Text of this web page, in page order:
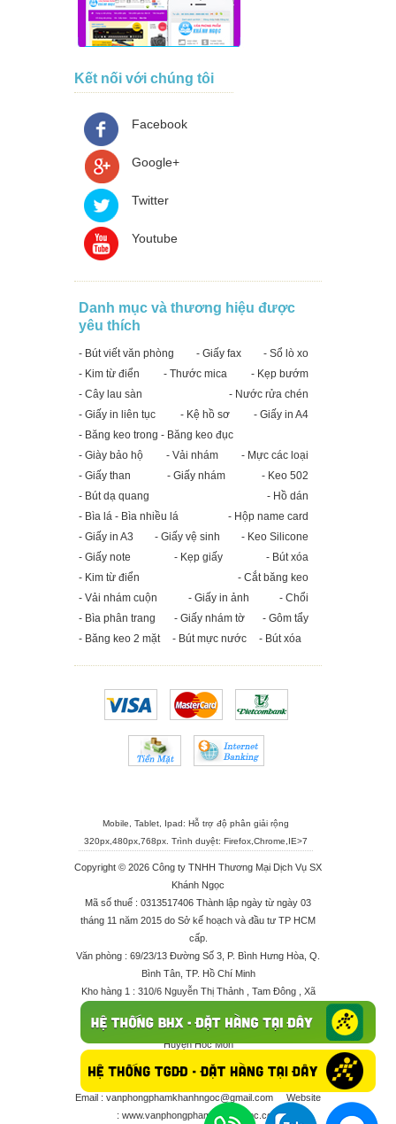
Kết nối với chúng tôi
Facebook
Google+
Twitter
Youtube
Danh mục và thương hiệu được
yêu thích
- Bút viết văn phòng - Giấy fax
- Sổ lò xo
- Kim từ điển
- Thước mica
- Kẹp bướm
- Cây lau sàn
- Nước rửa chén
- Giấy in liên tục
- Kệ hồ sơ
- Giấy in A4
- Băng keo trong - Băng keo đục
- Giày bảo hộ
- Vải nhám
- Mực các loại
- Giấy than
- Giấy nhám
- Keo 502
- Bút dạ quang
- Hồ dán
- Bìa lá - Bìa nhiều lá
- Hộp name card
- Giấy in A3
- Giấy vệ sinh
- Keo Silicone
- Giấy note
- Kẹp giấy
- Bút xóa
- Kim từ điển
- Cắt băng keo
- Vải nhám cuộn
- Giấy in ảnh
- Chổi
- Bìa phân trang
- Giấy nhám tờ
- Gôm tẩy
- Băng keo 2 mặt
- Bút mực nước - Bút xóa
Mobile, Tablet, Ipad: Hỗ trợ độ phân giải rộng
320px,480px,768px. Trình duyệt: Firefox,Chrome,IE>7
Copyright © 2026 Công ty TNHH Thương Mại Dịch Vụ SX
Khánh Ngọc
Mã số thuế : 0313517406 Thành lập ngày từ ngày 03
tháng 11 năm 2015 do Sở kế hoạch và đầu tư TP HCM
cấp.
Văn phòng : 69/23/13 Đường Số 3, P. Bình Hưng Hòa, Q.
Bình Tân, TP. Hồ Chí Minh
Kho hàng 1 : 310/6 Nguyễn Thị Thảnh , Tam Đông , Xã
Kho hàng 2 : 68/2X Ấp Đông 1 , Xã Thới Tam Thôn ,
Huyện Hóc Môn
Điện thoại : 028 625 66506 - 0909 682 189 - 082 7158
413 - 096 298 10 17 - 0961 208 617
Email : vanphongphamkhanhngoc@gmail.com
Website
: www.vanphongphamkhanhngoc.com